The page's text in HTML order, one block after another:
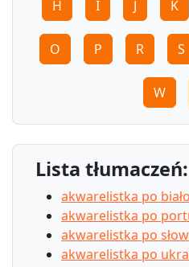
H I J K
O P R S
W
Lista
akwarelistka po
akwarelistka po
akwarelistka po
akwarelistka po